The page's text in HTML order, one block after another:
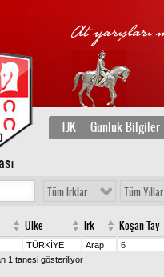
TJK Günlük Bilgiler
Tüm Irklar Tüm Yıllar
Ülke Irk Koşan Tay
TÜRKİYE Arap 6
1 tanesi gösteriliyor